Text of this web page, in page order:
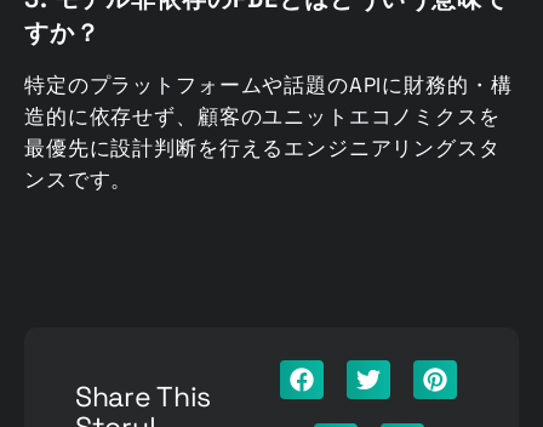
すか？
特定のプラットフォームや話題のAPIに財務的・構
造的に依存せず、顧客のユニットエコノミクスを
最優先に設計判断を行えるエンジニアリングスタ
ンスです。
Share This